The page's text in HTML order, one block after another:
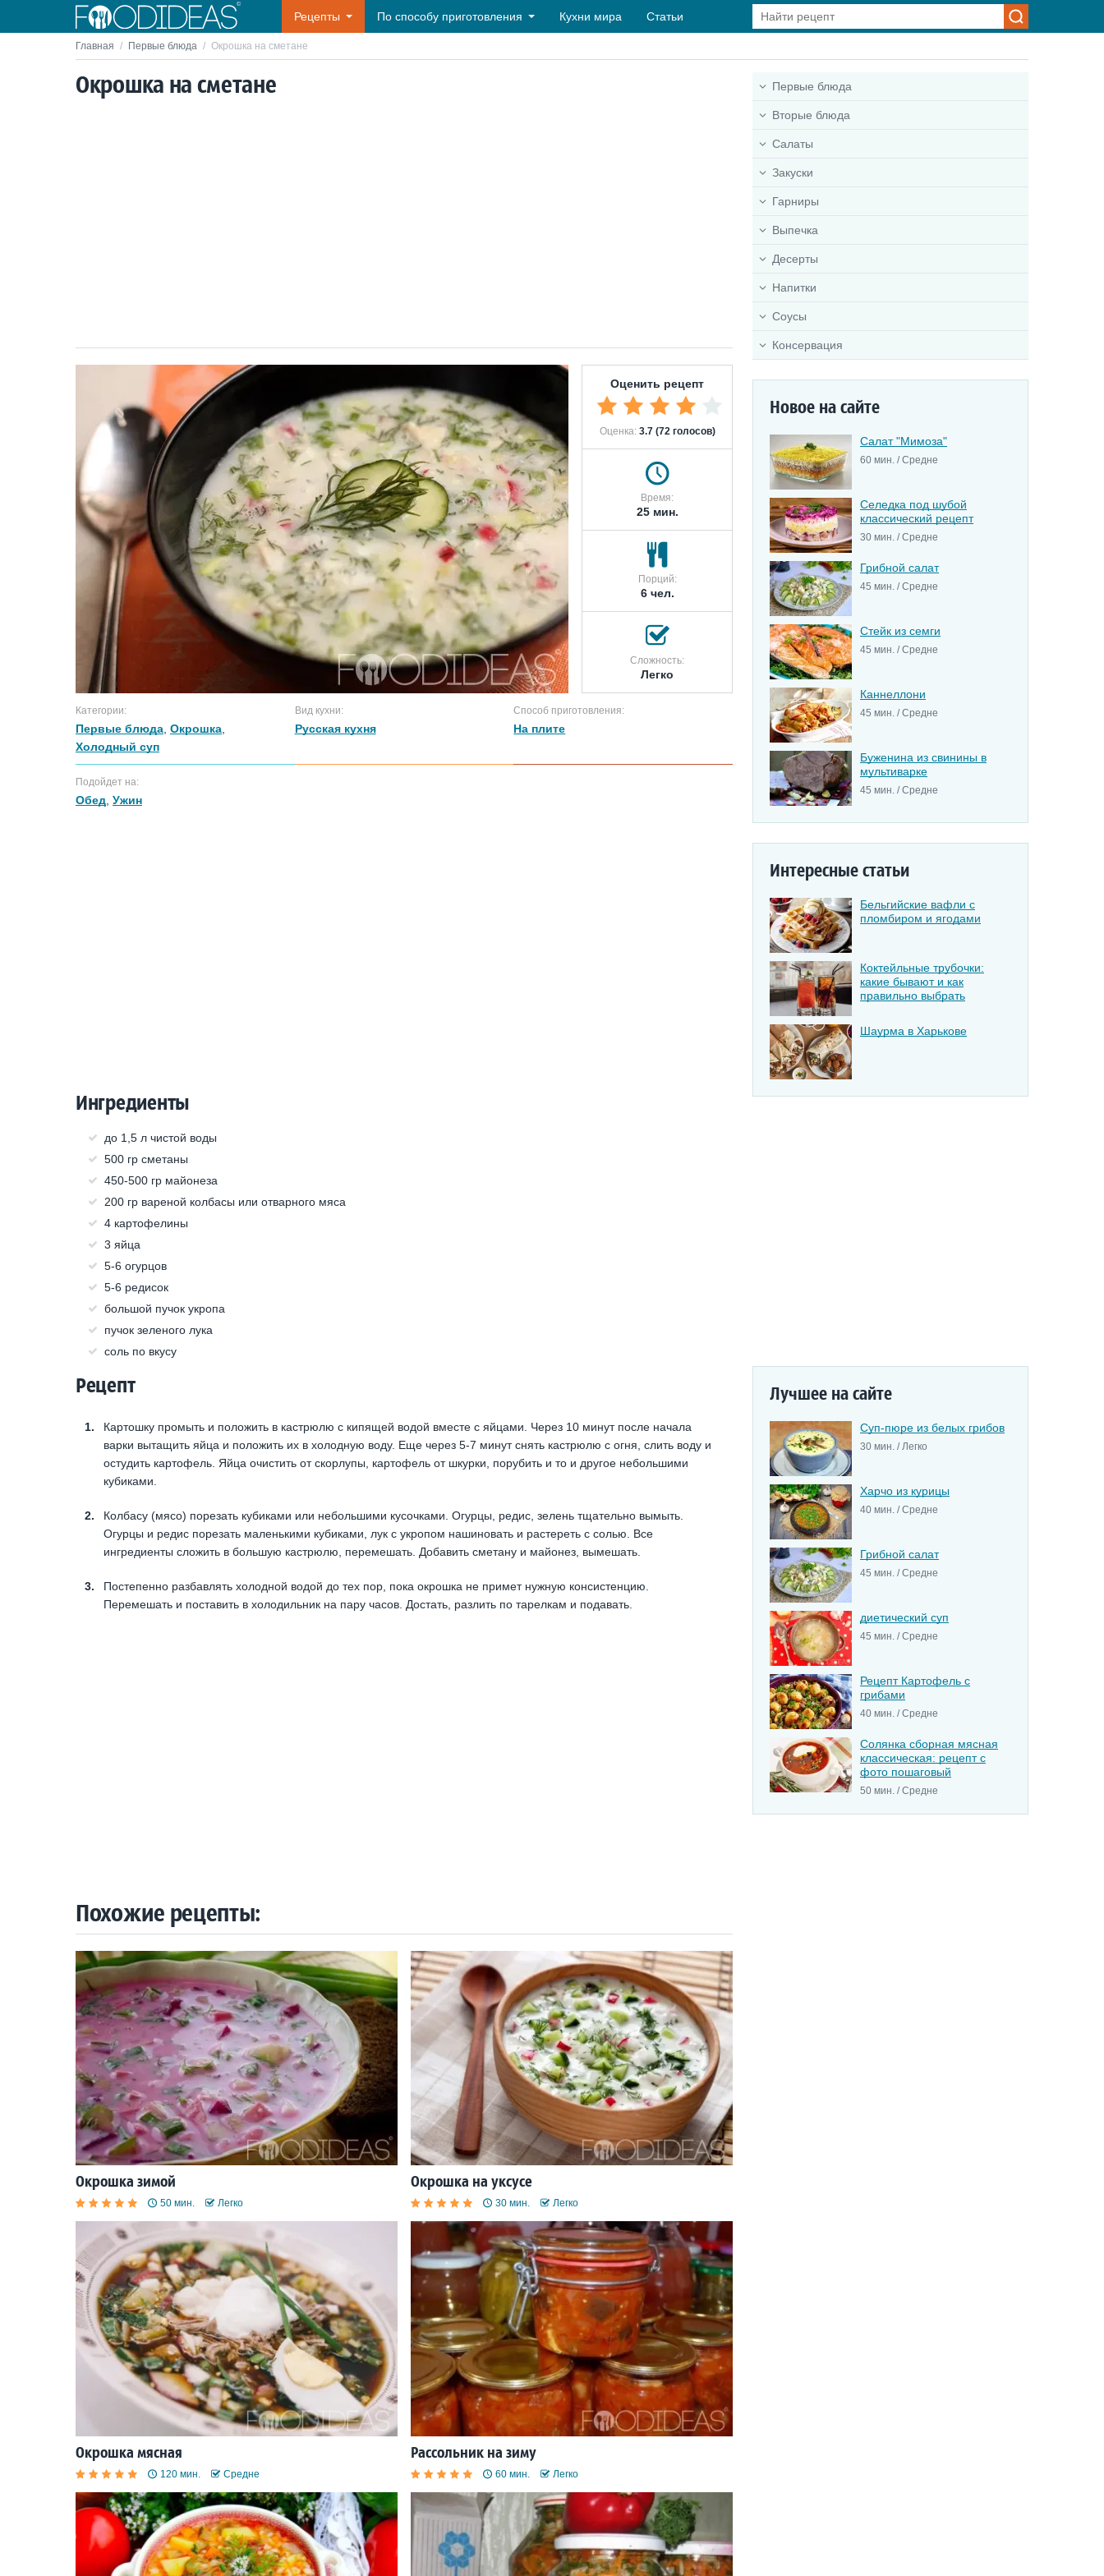
Рецепты По способу приготовления Кухни мира Статьи
Главная / Первые блюда / Окрошка на сметане
Окрошка на сметане
Оценить рецепт
Оценка: 3.7 (72 голосов)
Время:
25 мин.
Порций:
6 чел.
Сложность:
Легко
Категории:
Первые блюда Окрошка
Холодный суп
Вид кухни:
Русская кухня
Способ приготовления:
На плите
Подойдет на:
Обед Ужин
Ингредиенты
до 1,5 л чистой воды
500 гр сметаны
450-500 гр майонеза
200 гр вареной колбасы или отварного мяса
4 картофелины
3 яйца
5-6 огурцов
5-6 редисок
большой пучок укропа
пучок зеленого лука
соль по вкусу
Рецепт
Картошку промыть и положить в кастрюлю с кипящей водой вместе с яйцами. Через 10 минут после начала
варки вытащить яйца и положить их в холодную воду. Еще через 5-7 минут снять кастрюлю с огня, слить воду и
остудить картофель. Яйца очистить от скорлупы, картофель от шкурки, порубить и то и другое небольшими
кубиками.
Колбасу (мясо) порезать кубиками или небольшими кусочками. Огурцы, редис, зелень тщательно вымыть.
Огурцы и редис порезать маленькими кубиками, лук с укропом нашиновать и растереть с солью. Все
ингредиенты сложить в большую кастрюлю, перемешать. Добавить сметану и майонез, вымешать.
Постепенно разбавлять холодной водой до тех пор, пока окрошка не примет нужную консистенцию.
Перемешать и поставить в холодильник на пару часов. Достать, разлить по тарелкам и подавать.
Похожие рецепты:
Окрошка зимой
50 мин. Легко
Окрошка на уксусе
30 мин. Легко
Окрошка мясная
120 мин. Средне
Рассольник на зиму
60 мин. Легко
Первые блюда
Вторые блюда
Салаты
Закуски
Гарниры
Выпечка
Десерты
Напитки
Соусы
Консервация
Новое на сайте
Салат "Мимоза"
60 мин. / Средне
Селедка под шубой
классический рецепт
30 мин. / Средне
Грибной салат
45 мин. / Средне
Стейк из семги
45 мин. / Средне
Каннеллони
45 мин. / Средне
Буженина из свинины в
мультиварке
45 мин. / Средне
Интересные статьи
Бельгийские вафли с
пломбиром и ягодами
Коктейльные трубочки:
какие бывают и как
правильно выбрать
Шаурма в Харькове
Лучшее на сайте
Суп-пюре из белых грибов
30 мин. / Легко
Харчо из курицы
40 мин. / Средне
Грибной салат
45 мин. / Средне
диетический суп
45 мин. / Средне
Рецепт Картофель с
грибами
40 мин. / Средне
Солянка сборная мясная
классическая: рецепт с
фото пошаговый
50 мин. / Средне